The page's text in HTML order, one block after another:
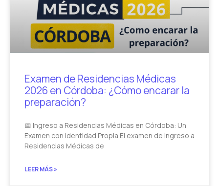
Examen de Residencias Médicas
2026 en Córdoba: ¿Cómo encarar la
preparación?
📅 Ingreso a Residencias Médicas en Córdoba: Un
Examen con Identidad Propia El examen de ingreso a
Residencias Médicas de
LEER MÁS »